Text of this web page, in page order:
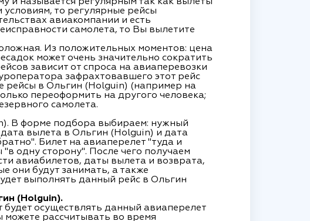
то регулярные рейсы
авиакомпании и есть
самолета, то Вы вылетите
Из положительных моментов: цена
может очень значительно сократить
зависит от спроса на авиаперевозки
зафрахтовавшего этот рейс
рейсы в Ольгин (Holguin) (например на
переоформить на другого человека;
самолета.
В форме подбора выбираем: нужный
вылета в Ольгин (Holguin) и дата
Билет на авиаперелет "туда и
одну сторону". После чего получаем
авиабилетов, даты вылета и возврата,
они будут занимать, а также
выполнять данный рейс в Ольгин
(Holguin).
будет осуществлять данный авиаперелет
рассчитывать во время